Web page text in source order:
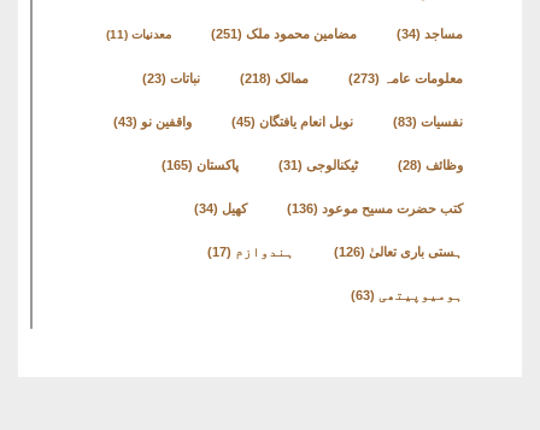
مضامین محمود ملک(251) معدنیات
معلومات عامہ(273) ممالک نباتات
نوبل انعام یافتگان(45) واقفین نو (43)
ٹیکنالوجی(31) پاکستان
کتب حضرت مسیح موعود(136) کھیل
ہستی باری تعالیٰ(126) ہندوازم (17)
ہومیوپیتھی (63)